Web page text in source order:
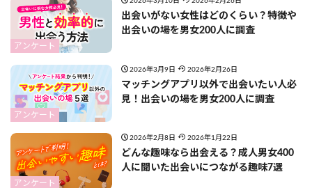
アンケート
出会いがない女性はどのくらい？特徴や
出会いの場を男女200人に調査
アンケート
2026年3月9日 2026年2月26日
マッチングアプリ以外で出会いたい人必
見！出会いの場を男女200人に調査
アンケート
2026年2月8日 2026年1月22日
どんな趣味なら出会える？成人男女400
人に聞いた出会いにつながる趣味7選